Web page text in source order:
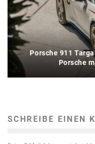
Porsche 911
Porsche
SCHREIBE EINEN